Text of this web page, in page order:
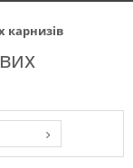
карнизів